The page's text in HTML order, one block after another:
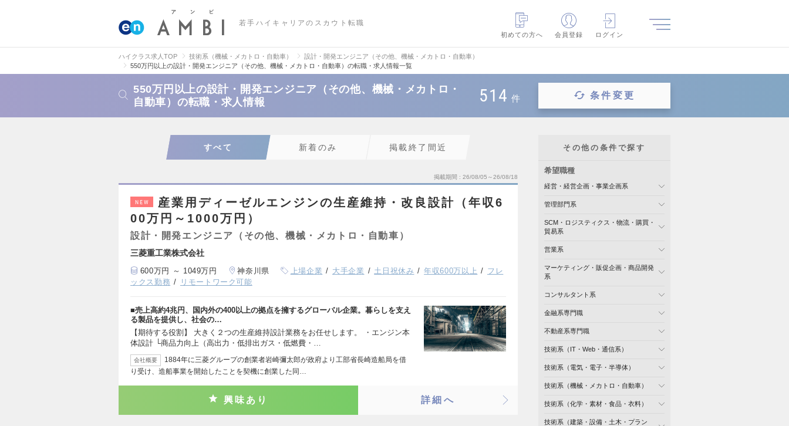
若手ハイキャリアのスカウト転職
初めての方へ
会員登録 ログイン
ハイクラス求人TOP 技術系（機械・メカトロ・自動車）
設計・開発エンジニア（その他、機械・メカトロ・自動車）
550万円以上の設計・開発エンジニア（その他、機械・メカトロ・自動車）の転職・求人情報一覧
550万円以上の設計・開発エンジニア（その他、機械・メカトロ・
自動車）の転職・求人情報
514 件 条件変更
すべて 新着のみ 掲載終了間近
掲載期間 26/08/05～26/08/18
NEW
産業用ディーゼルエンジンの生産維持・改良設計（年収6
00万円～1000万円）
設計・開発エンジニア（その他、機械・メカトロ・自動車）
三菱重工業株式会社
600万円 ～ 1049万円 神奈川県 上場企業 大手企業 土日祝休み 年収600万以上
フレ
ックス勤務
リモートワーク可能
■売上高約4兆円、国内外の400以上の拠点を擁するグローバル企業。暮らしを支え
る製品を提供し、社会の…
【期待する役割】 大きく２つの生産維持設計業務をお任せします。 ・エンジン本
体設計 └商品力向上（高出力・低排出ガス・低燃費・…
会社概要
1884年に三菱グループの創業者岩崎彌太郎が政府より工部省長崎造船局を借
り受け、造船事業を開始したことを契機に創業した同…
興味あり 詳細へ
その他の条件で探す
希望職種
経営・経営企画・事業企画系
管理部門系
SCM・ロジスティクス・物流・購買・
貿易系
営業系
マーケティング・販促企画・商品開発
系
コンサルタント系
金融系専門職
不動産系専門職
技術系（IT・Web・通信系）
技術系（電気・電子・半導体）
技術系（機械・メカトロ・自動車）
技術系（化学・素材・食品・衣料）
技術系（建築・設備・土木・プラン